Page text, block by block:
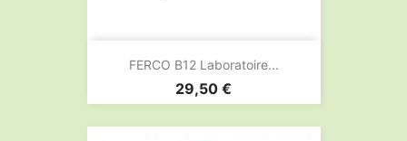
FERCO B12 Laboratoire...
Prix
29,50 €